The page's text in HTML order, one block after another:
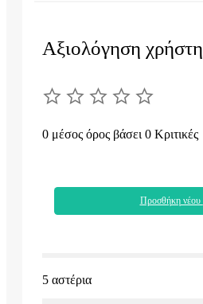
Αξιολόγηση χρήστη
0 μέσος όρος βάσει 0 Κριτικές
Προσθήκη νέου
5 αστέρια